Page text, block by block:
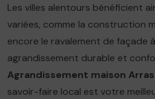
Les villes alentours bénéficient
variées, comme la construction
encore le ravalement de façade
agrandissement durable et
Agrandissement maison Arras
savoir-faire local est votre